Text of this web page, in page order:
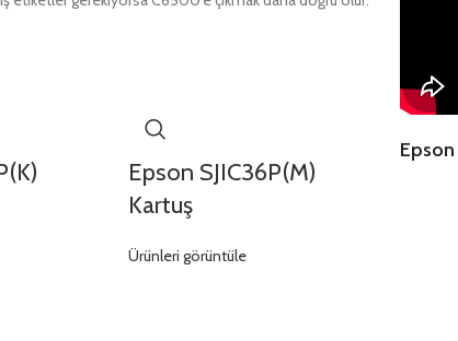
Epson SJIC36P(M)
Kartuş
Ürünleri görüntüle